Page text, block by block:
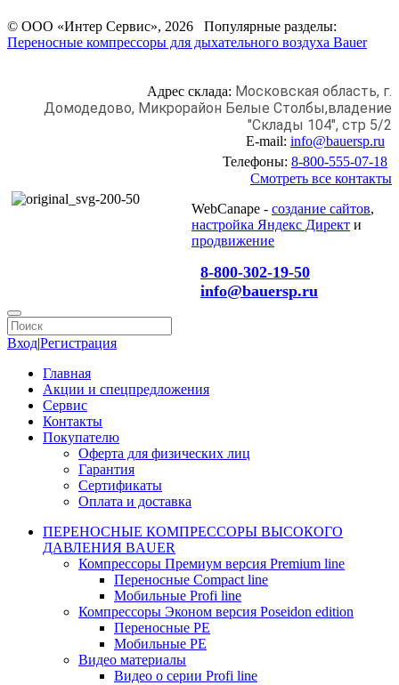
© ООО «Интер Сервис», 2026 Популярные разделы:
Переносные компрессоры для дыхательного воздуха Bauer
Адрес склада: Московская область, г.
Домодедово, Микрорайон Белые Столбы,владение
"Склады 104", стр 5/2
E-mail: info@bauersp.ru
Телефоны: 8-800-555-07-18
Смотреть все контакты
WebCanape - создание сайтов,
настройка Яндекс Директ и
продвижение
8-800-302-19-50
info@bauersp.ru
Вход|Регистрация
Главная
Акции и спецпредложения
Сервис
Контакты
Покупателю
Оферта для физических лиц
Гарантия
Сертификаты
Оплата и доставка
ПЕРЕНОСНЫЕ КОМПРЕССОРЫ ВЫСОКОГО
ДАВЛЕНИЯ BAUER
Компрессоры Премиум версия Premium line
Переносные Compact line
Мобильные Profi line
Компрессоры Эконом версия Poseidon edition
Переносные PE
Мобильные PE
Видео материалы
Видео о серии Profi line